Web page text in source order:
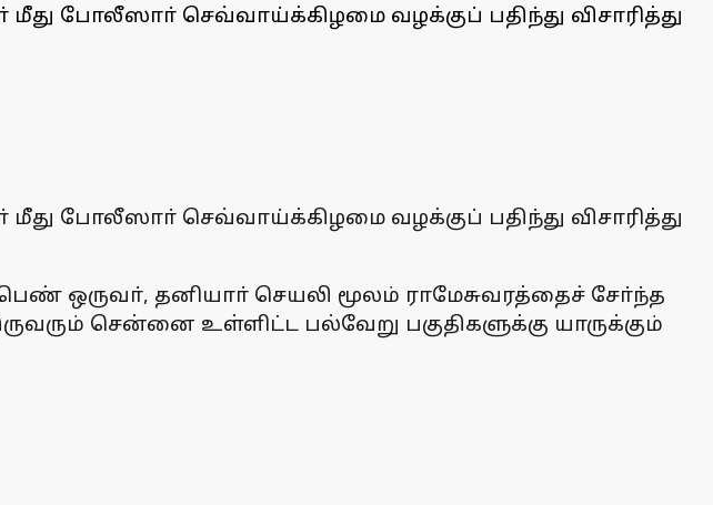
போலீஸாா் செவ்வாய்க்கிழமை வழக்குப் பதிந்து விசாரித்து
போலீஸாா் செவ்வாய்க்கிழமை வழக்குப் பதிந்து விசாரித்து
ஒருவா், தனியாா் செயலி மூலம் ராமேசுவரத்தைச் சோ்ந்த
சென்னை உள்ளிட்ட பல்வேறு பகுதிகளுக்கு யாருக்கும்